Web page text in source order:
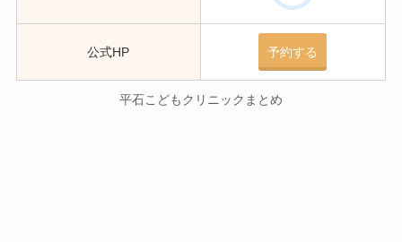
公式HP 予約する
平石こどもクリニックまとめ